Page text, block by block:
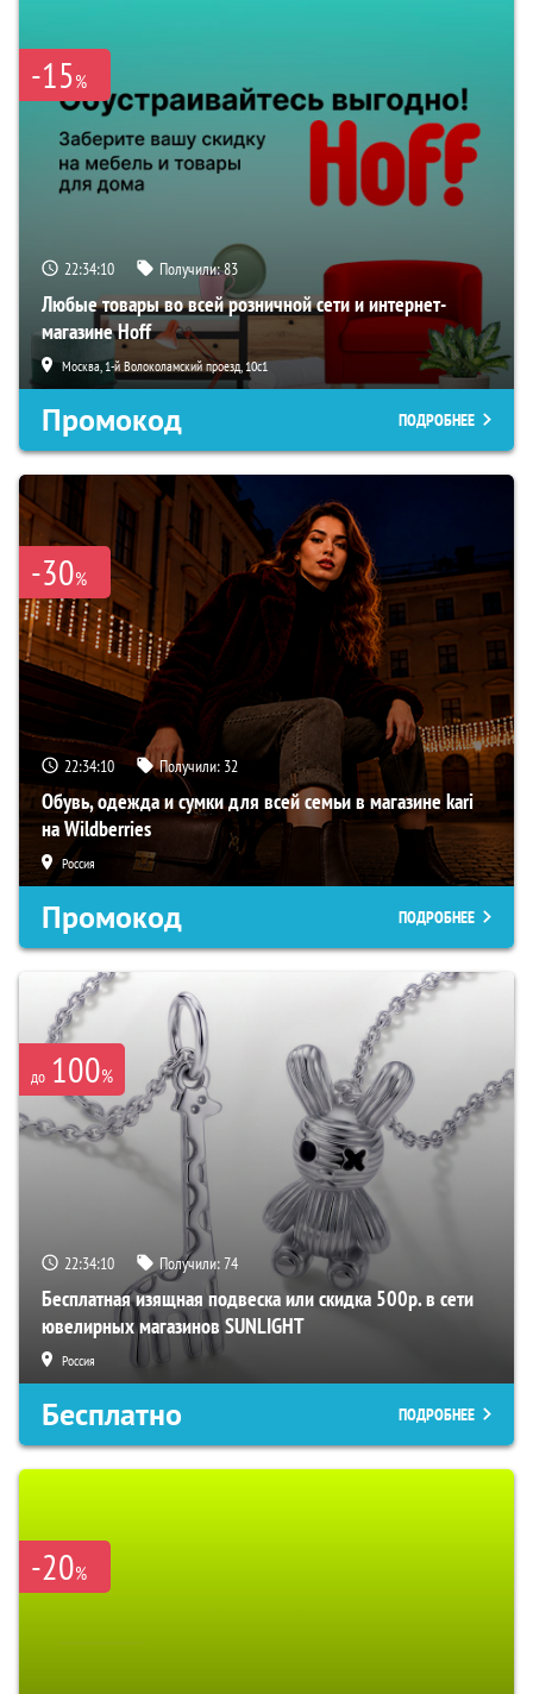
-15%
22:34:09 Получили:83
Любые товары во всей розничной сети и интернет-
магазине Hoff
Москва, 1-й Волоколамский проезд, 10с1
Промокод ПОДРОБНЕЕ
-30%
22:34:09 Получили: 32
Обувь, одежда и сумки для всей семьи в магазине kari
на Wildberries
Россия
Промокод ПОДРОБНЕЕ
до 100%
22:34:09 Получили:74
Бесплатная изящная подвеска или скидка 500р. в сети
ювелирных магазинов SUNLIGHT
Россия
Бесплатно ПОДРОБНЕЕ
-20%